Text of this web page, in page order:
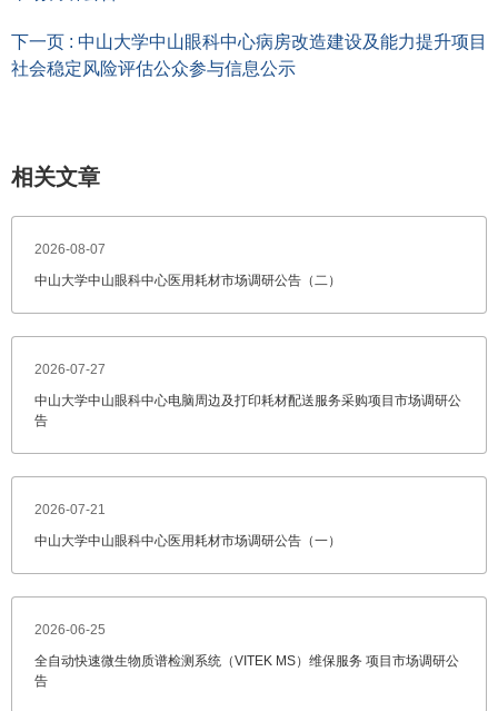
下一页 : 中山大学中山眼科中心病房改造建设及能力提升项目
社会稳定风险评估公众参与信息公示
相关文章
2026-08-07
中山大学中山眼科中心医用耗材市场调研公告（二）
2026-07-27
中山大学中山眼科中心电脑周边及打印耗材配送服务采购项目市场调研公
告
2026-07-21
中山大学中山眼科中心医用耗材市场调研公告（一）
2026-06-25
全自动快速微生物质谱检测系统（VITEK MS）维保服务 项目市场调研公
告